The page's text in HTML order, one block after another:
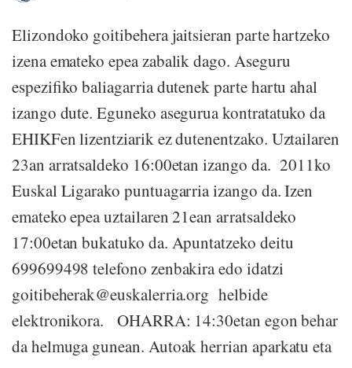
Elizondoko goitibehera jaitsieran parte hartzeko
izena emateko epea zabalik dago. Aseguru
espezifiko baliagarria dutenek parte hartu ahal
izango dute. Eguneko asegurua kontratatuko da
EHIKFen lizentziarik ez dutenentzako. Uztailaren
23an arratsaldeko 16:00etan izango da. 2011ko
Euskal Ligarako puntuagarria izango da. Izen
emateko epea uztailaren 21ean arratsaldeko
17:00etan bukatuko da. Apuntatzeko deitu
699699498 telefono zenbakira edo idatzi
goitibeherak@euskalerria.org helbide
elektronikora. OHARRA: 14:30etan egon behar
da helmuga gunean. Autoak herrian aparkatu eta